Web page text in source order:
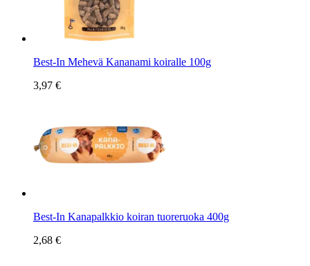
Best-In Mehevä Kananami koiralle 100g
3,97 €
Best-In Kanapalkkio koiran tuoreruoka 400g
2,68 €